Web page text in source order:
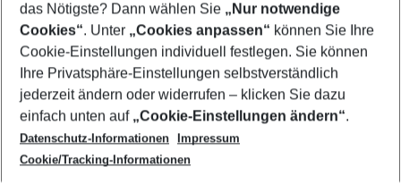
Footer
Footer navigation
Über uns
AGB
Cookie-Einstellungen ändern
Cookie-Richtlinie
Datenschutz
Service & Hilfe
Barrierefreies Reisen
Check-in
Folgen Sie uns
das Nötigste? Dann wählen Sie „Nur notwendige
Cookies“. Unter „Cookies anpassen“ können Sie Ihre
Cookie-Einstellungen individuell festlegen. Sie können
Ihre Privatsphäre-Einstellungen selbstverständlich
jederzeit ändern oder widerrufen – klicken Sie dazu
einfach unten auf „Cookie-Einstellungen ändern“.
Datenschutz-Informationen
Impressum
Cookie/Tracking-Informationen